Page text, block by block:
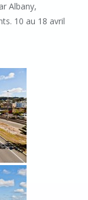
Albany,
10 au 18 avril